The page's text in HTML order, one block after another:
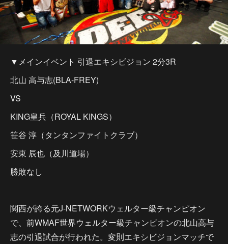
▼メインイベント 引退エキシビジョン 2分3R
北山 高与志(BLA-FREY)
VS
KING皇兵（ROYAL KINGS）
笹谷 淳（タンタンファイトクラブ）
安東 辰也（及川道場）
勝敗なし
関西が誇る元J-NETWORKウェルター級チャンピオン
で、前WMAF世界ウェルター級チャンピオンの北山高与
志の引退試合が行われた。変則エキシビジョンマッチで